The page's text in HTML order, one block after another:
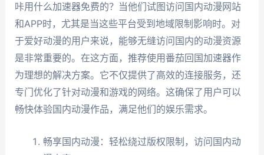
咔用什么加速器免费的？当他们试图访问国内动漫网站
和APP时，尤其是当这些平台受到地域限制影响时。对
于爱好动漫的用户来说，能够无缝访问国内的动漫资源
是非常重要的。在这方面，推荐使用番茄回国加速器作
为理想的解决方案。它不仅提供了高效的连接服务，还
专门优化了针对动漫和游戏的网络。这确保了用户可以
畅快体验国内动漫作品，满足他们的娱乐需求。
畅享国内动漫：轻松绕过版权限制，访问国内动